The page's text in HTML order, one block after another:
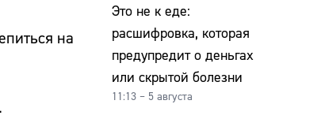
на
Это не к еде:
расшифровка, которая
предупредит о деньгах
или скрытой болезни
11:13 – 5 августа